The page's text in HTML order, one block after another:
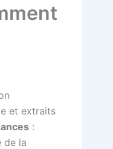
et extraits
:
de la